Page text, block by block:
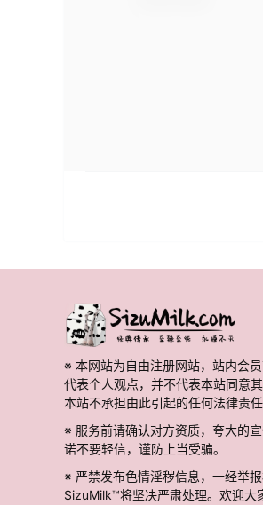
※ 本网站为自由注册网站，站内会
代表个人观点，并不代表本站同意其
本站不承担由此引起的任何法律责任
※ 服务前请确认对方资质，夸大的
诺不要轻信，谨防上当受骗。
※ 严禁发布色情淫秽信息，一经举报
SizuMilk™将坚决严肃处理。欢迎大